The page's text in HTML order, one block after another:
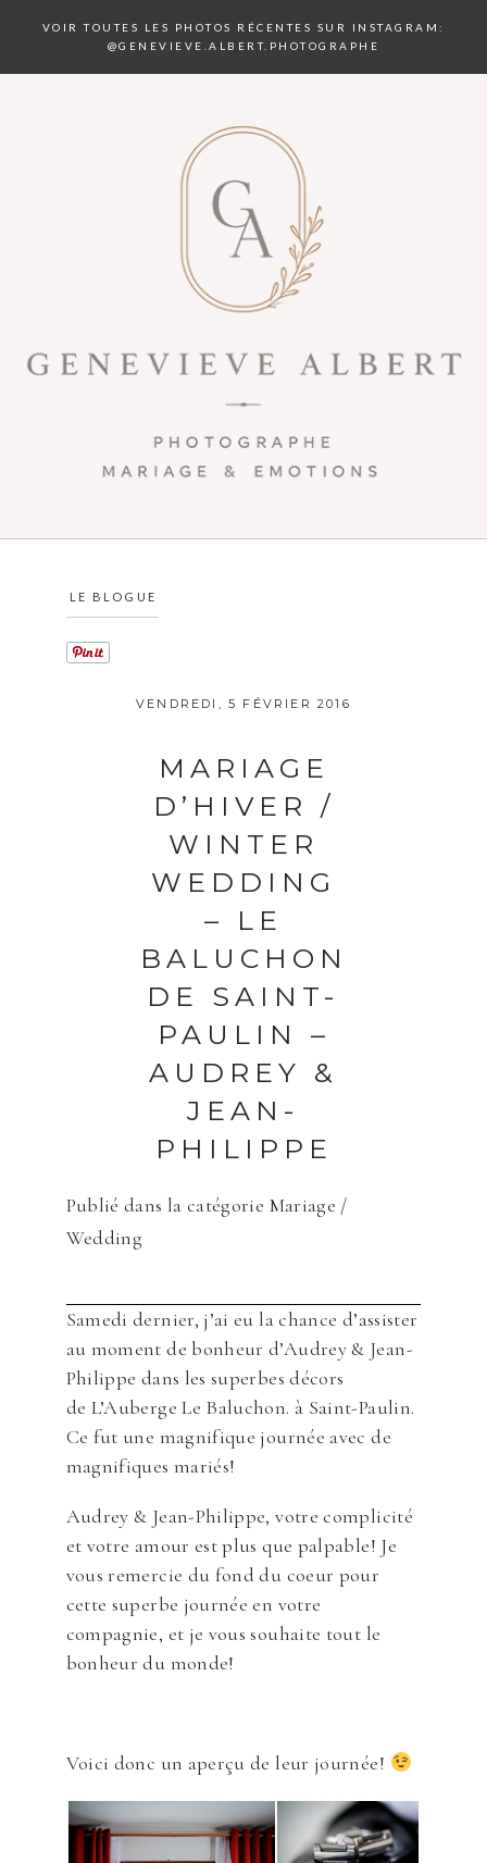
VOIR TOUTES LES PHOTOS RÉCENTES SUR INSTAGRAM:
@GENEVIEVE.ALBERT.PHOTOGRAPHE
LE BLOGUE
VENDREDI, 5 FÉVRIER 2016
MARIAGE
D’HIVER /
WINTER
WEDDING
– LE
BALUCHON
DE SAINT-
PAULIN –
AUDREY &
JEAN-
PHILIPPE
Publié dans la catégorie Mariage /
Wedding
Samedi dernier, j’ai eu la chance d’assister
au moment de bonheur d’Audrey & Jean-
Philippe dans les superbes décors
de L’Auberge Le Baluchon. à Saint-Paulin.
Ce fut une magnifique journée avec de
magnifiques mariés!
Audrey & Jean-Philippe, votre complicité
et votre amour est plus que palpable! Je
vous remercie du fond du coeur pour
cette superbe journée en votre
compagnie, et je vous souhaite tout le
bonheur du monde!
Voici donc un aperçu de leur journée!